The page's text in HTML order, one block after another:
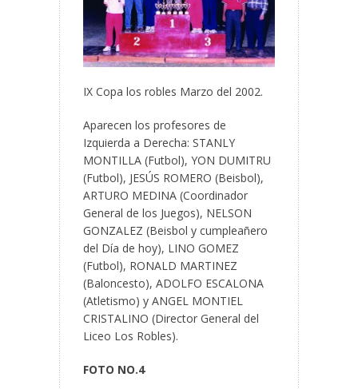
IX Copa los robles Marzo del 2002.
Aparecen los profesores de
Izquierda a Derecha: STANLY
MONTILLA (Futbol), YON DUMITRU
(Futbol), JESÚS ROMERO (Beisbol),
ARTURO MEDINA (Coordinador
General de los Juegos), NELSON
GONZALEZ (Beisbol y cumpleañero
del Día de hoy), LINO GOMEZ
(Futbol), RONALD MARTINEZ
(Baloncesto), ADOLFO ESCALONA
(Atletismo) y ANGEL MONTIEL
CRISTALINO (Director General del
Liceo Los Robles).
FOTO NO.4